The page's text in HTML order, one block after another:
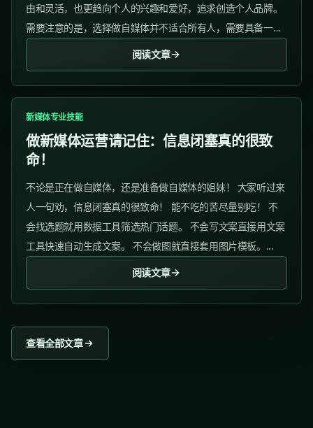
由和灵活，也更趋向个人的兴趣和爱好，追求创造个人品牌。
需要注意的是，选择做自媒体并不适合所有人，需要具备一定
的创作能力、自律性和市场洞察力等。 但聪明的人早就开始做
自媒体了！...
阅读文章
新媒体专业技能
做新媒体运营请记住：信息闭塞真的很致
命！
不论是正在做自媒体，还是准备做自媒体的姐妹！ 大家听过来
人一句劝，信息闭塞真的很致命！ 能不吃的苦尽量别吃！ 不
会找选题就用数据工具筛选热门话题。 不会写文案直接用文案
工具快速自动生成文案。 不会做图就直接套用图片模板。...
阅读文章
查看全部文章